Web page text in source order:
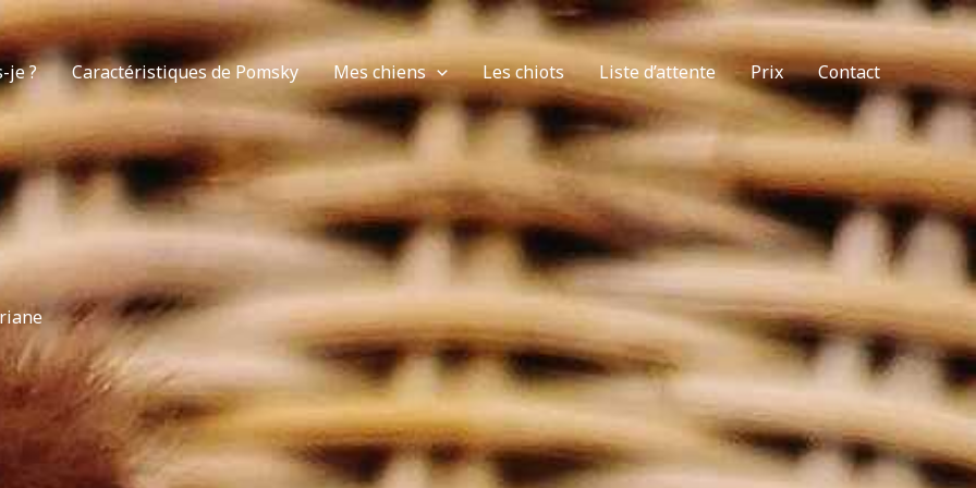
je ? Caractéristiques de Pomsky Mes chiens Les chiots Liste d’attente Prix Contact